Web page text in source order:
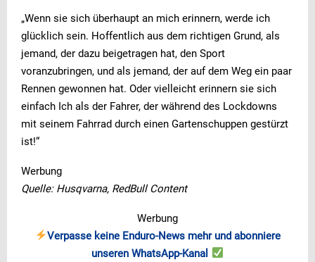
„Wenn sie sich überhaupt an mich erinnern, werde ich
glücklich sein. Hoffentlich aus dem richtigen Grund, als
jemand, der dazu beigetragen hat, den Sport
voranzubringen, und als jemand, der auf dem Weg ein paar
Rennen gewonnen hat. Oder vielleicht erinnern sie sich
einfach Ich als der Fahrer, der während des Lockdowns
mit seinem Fahrrad durch einen Gartenschuppen gestürzt
ist!“
Werbung
Quelle: Husqvarna, RedBull Content
Werbung
Verpasse keine Enduro-News mehr und abonniere
unseren WhatsApp-Kanal